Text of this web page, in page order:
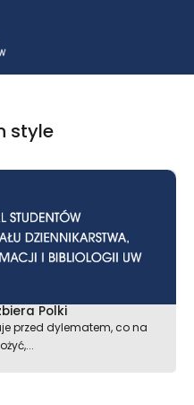
style
Polki
przed dylematem, co na